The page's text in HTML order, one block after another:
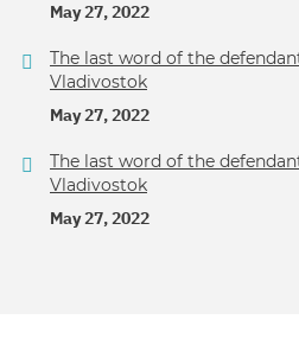
May 27, 2022
The last word of the
Vladivostok
May 27, 2022
The last word of the
Vladivostok
May 27, 2022